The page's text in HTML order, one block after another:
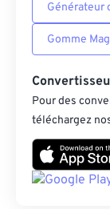
Générateur
Gomme
Pour des
téléchargez